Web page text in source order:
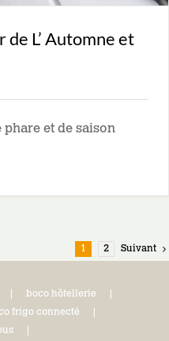
de L’ Automne et
phare et de saison
1 2 Suivant
boco hôtellerie
frigo connecté